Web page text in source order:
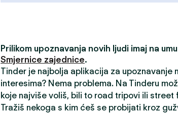
Prilikom upoznavanja novih ljudi imaj na
Smjernice zajednice.
Tinder je najbolja aplikacija za upoznavanje
interesima? Nema problema. Na Tinderu
koje najviše voliš, bili to road tripovi ili street
Tražiš nekoga s kim ćeš se probijati kroz